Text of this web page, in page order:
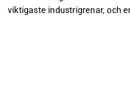
viktigaste industrigrenar, och